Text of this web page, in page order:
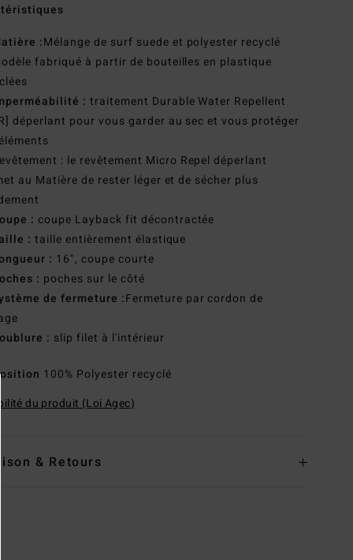
:Mélange de surf suede et polyester recyclé
fabriqué à partir de bouteilles en plastique
: traitement Durable Water Repellent
déperlant pour vous garder au sec et vous protéger
: le revêtement Micro Repel déperlant
au Matière de rester léger et de sécher plus
: coupe Layback fit décontractée
: taille entièrement élastique
: 16", coupe courte
: poches sur le côté
de fermeture :Fermeture par cordon de
: slip filet à l'intérieur
100% Polyester recyclé
du produit (Loi Agec)
& Retours